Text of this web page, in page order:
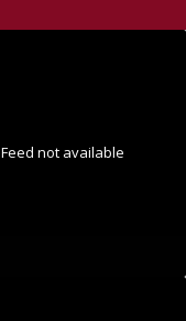
Feed not available